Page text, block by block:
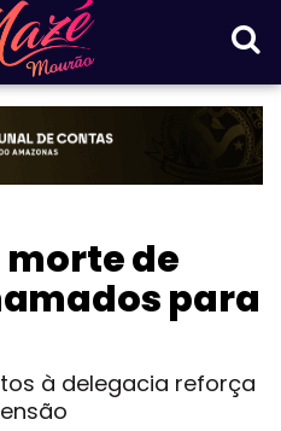
morte de
para
à delegacia reforça